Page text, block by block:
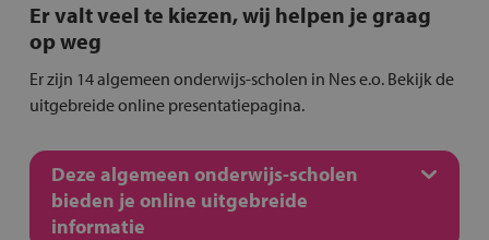
Er valt veel te kiezen, wij helpen je graag
op weg
Er zijn 14 algemeen onderwijs-scholen in Nes e.o. Bekijk de
uitgebreide online presentatiepagina.
Deze algemeen onderwijs-scholen
bieden je online uitgebreide
informatie